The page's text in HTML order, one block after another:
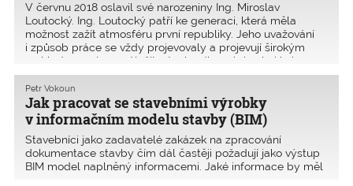
V červnu 2018 oslavil své narozeniny Ing. Miroslav
Loutocký. Ing. Loutocký patří ke generaci, která měla
možnost zažít atmosféru první republiky. Jeho uvažování
i způsob práce se vždy projevovaly a projevují širokým
rozhledem nejen v záležitostech odborných, ale i kul
Jak pracovat se stavebními výrobky
v informačním modelu stavby (BIM)
Petr Vokoun
Stavebníci jako zadavatelé zakázek na zpracování
dokumentace stavby čím dál častěji požadují jako výstup
BIM model naplněný informacemi. Jaké informace by měl